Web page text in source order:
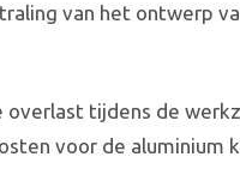
van het ontwerp
tijdens de
voor de aluminium